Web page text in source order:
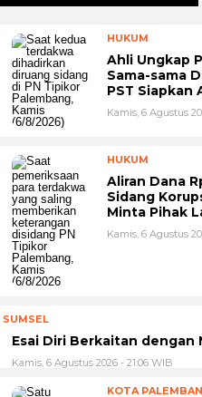
HUKUM
Ahli Ungkap
Sama-sama
PST Siapkan
Kamis, 6 Agustus
HUKUM
Aliran Dana
Sidang
Minta Pihak
Kamis, 6 Agustus
SUMSEL
Esai Diri Berkaitan dengan
Kamis, 6 Agustus 2026 - 21:06 WIB
KOTA